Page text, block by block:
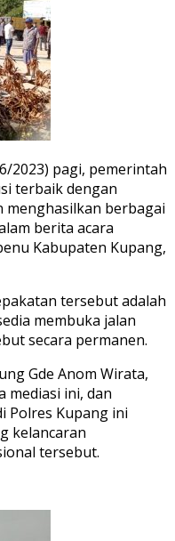
2023) pagi, pemerintah
terbaik dengan
menghasilkan berbagai
berita acara
Kabupaten Kupang,
tersebut adalah
membuka jalan
secara permanen.
Gde Anom Wirata,
mediasi ini, dan
Polres Kupang ini
kelancaran
tersebut.